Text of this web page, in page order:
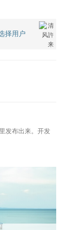
择用户
发布出来。开发